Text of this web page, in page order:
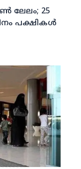
ലേലം; 25
പക്ഷികള്‍